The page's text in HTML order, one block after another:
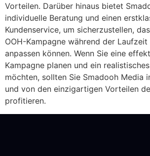
Vorteilen. Darüber hinaus bietet
individuelle Beratung und einen
Kundenservice, um sicherzustellen,
OOH-Kampagne während der
anpassen können. Wenn Sie eine
Kampagne planen und ein
möchten, sollten Sie Smadooh Media
und von den einzigartigen Vorteilen
profitieren.